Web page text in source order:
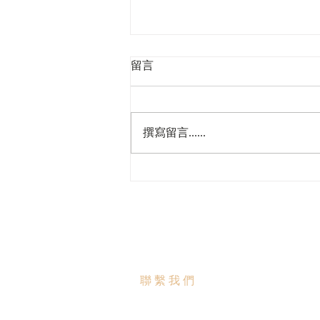
留言
撰寫留言......
聯繫我們